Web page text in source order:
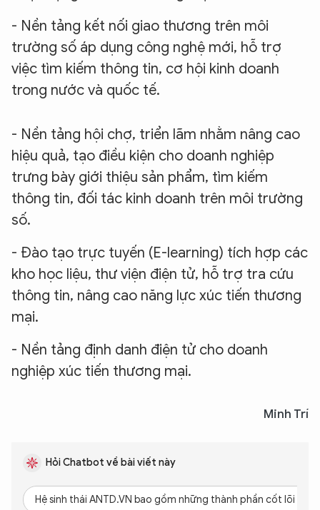
- Nền tảng kết nối giao thương trên môi
trường số áp dụng công nghệ mới, hỗ trợ
việc tìm kiếm thông tin, cơ hội kinh doanh
trong nước và quốc tế.
- Nền tảng hội chợ, triển lãm nhằm nâng cao
hiệu quả, tạo điều kiện cho doanh nghiệp
trưng bày giới thiệu sản phẩm, tìm kiếm
thông tin, đối tác kinh doanh trên môi trường
số.
- Đào tạo trực tuyến (E-learning) tích hợp các
kho học liệu, thư viện điện tử, hỗ trợ tra cứu
thông tin, nâng cao năng lực xúc tiến thương
mại.
- Nền tảng định danh điện tử cho doanh
nghiệp xúc tiến thương mại.
Minh Trí
Hỏi Chatbot về bài viết này
Hệ sinh thái ANTD.VN bao gồm những thành phần cốt lõi nào?